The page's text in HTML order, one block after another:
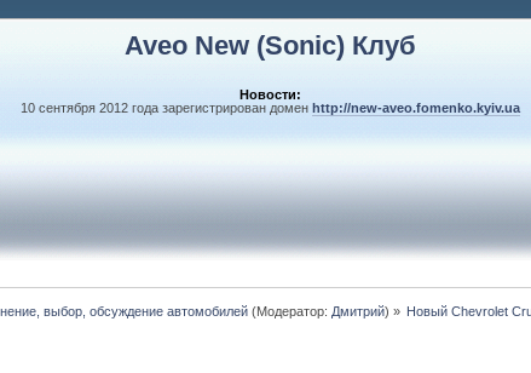
Aveo New (Sonic) Клуб
Новости:
10 сентября 2012 года зарегистрирован доменhttp://new-aveo.fomenko.kyiv.ua
выбор, обсуждение автомобилей(Модератор: Дмитрий) » Новый Chevrolet